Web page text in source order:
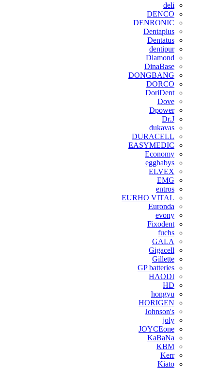
deli
DENCO
DENRONIC
Dentaplus
Dentatus
dentipur
‌Diamond
DinaBase
DONGBANG
DORCO
DoriDent
Dove
Dpower
Dr.J
dukavas
DURACELL
EASYMEDIC
Economy
eggbabys
ELVEX
EMG
entros
EURHO VITAL
Euronda
evony
Fixodent
fuchs
GALA
Gigacell
Gillette
GP batteries
HAODI
HD
hongyu
HORIGEN
Johnson's
joly
JOYCEone
KaBaNa
KBM
Kerr
Kiato